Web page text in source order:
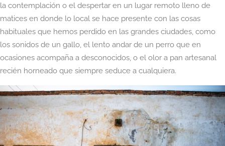
la contemplación o el despertar en un lugar remoto lleno de
matices en donde lo local se hace presente con las cosas
habituales que hemos perdido en las grandes ciudades, como
los sonidos de un gallo, el lento andar de un perro que en
ocasiones acompaña a desconocidos, o el olor a pan artesanal
recién horneado que siempre seduce a cualquiera.